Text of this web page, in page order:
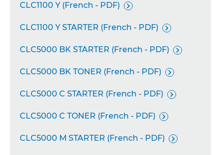
CLC1100 Y (French - PDF) 
CLC1100 Y STARTER (French - PDF) 
CLC5000 BK STARTER (French - PDF) 
CLC5000 BK TONER (French - PDF) 
CLC5000 C STARTER (French - PDF) 
CLC5000 C TONER (French - PDF) 
CLC5000 M STARTER (French - PDF) 